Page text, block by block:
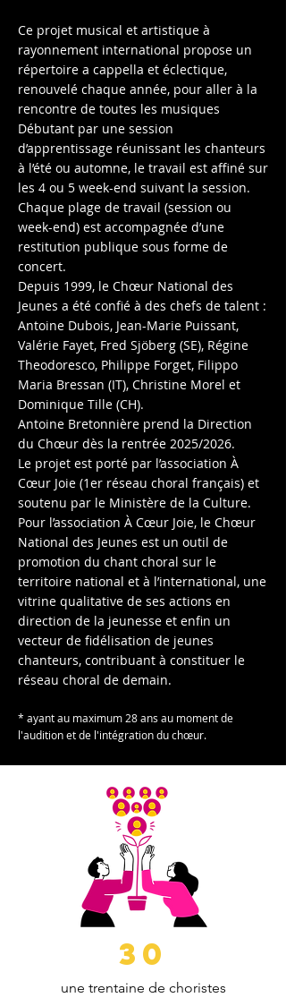
Ce projet musical et artistique à
rayonnement international propose un
répertoire a cappella et éclectique,
renouvelé chaque année, pour aller à la
rencontre de toutes les musiques
Débutant par une session
d’apprentissage réunissant les chanteurs
à l’été ou automne, le travail est affiné sur
les 4 ou 5 week-end suivant la session.
Chaque plage de travail (session ou
week-end) est accompagnée d’une
restitution publique sous forme de
concert.
Depuis 1999, le Chœur National des
Jeunes a été confié à des chefs de talent :
Antoine Dubois, Jean-Marie Puissant,
Valérie Fayet, Fred Sjöberg (SE), Régine
Theodoresco, Philippe Forget, Filippo
Maria Bressan (IT), Christine Morel et
Dominique Tille (CH).
Antoine Bretonnière prend la Direction
du Chœur dès la rentrée 2025/2026.
Le projet est porté par l’association À
Cœur Joie (1er réseau choral français) et
soutenu par le Ministère de la Culture.
Pour l’association À Cœur Joie, le Chœur
National des Jeunes est un outil de
promotion du chant choral sur le
territoire national et à l’international, une
vitrine qualitative de ses actions en
direction de la jeunesse et enfin un
vecteur de fidélisation de jeunes
chanteurs, contribuant à constituer le
réseau choral de demain.
* ayant au maximum 28 ans au moment de
l'audition et de l'intégration du chœur.
30
une trentaine de choristes